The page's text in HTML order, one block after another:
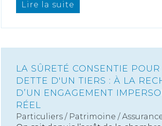
Lire la suite
LA SÛRETÉ CONSENTIE
DETTE D'UN TIERS : À LA
D’UN ENGAGEMENT
RÉEL
Particuliers / Patrimoine /